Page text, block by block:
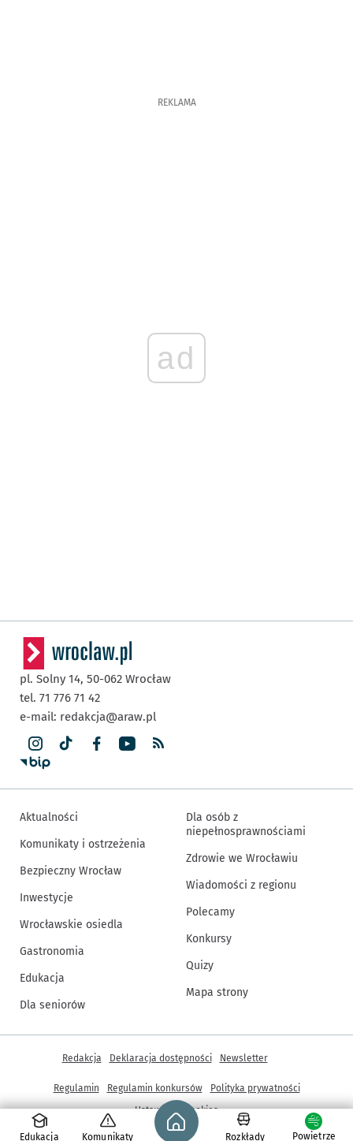
REKLAMA
ad
Edukacja Komunikaty
Strona główna - wroclaw.pl
Rozkłady Powietrze
pl. Solny 14, 50-062 Wrocław
tel. 71 776 71 42
e-mail: redakcja@araw.pl
Aktualności
Komunikaty i ostrzeżenia
Bezpieczny Wrocław
Inwestycje
Wrocławskie osiedla
Gastronomia
Edukacja
Dla seniorów
Dla osób z
niepełnosprawnościami
Zdrowie we Wrocławiu
Wiadomości z regionu
Polecamy
Konkursy
Quizy
Mapa strony
Inne informacje
Redakcja Deklaracja dostępności Newsletter
Regulamin Regulamin konkursów
Polityka prywatności
Ustawienia cookies